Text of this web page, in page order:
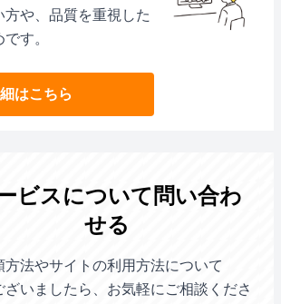
方や、品質を重視した
す。
はこちら
ビスについて問い合わ
せる
方法やサイトの利用方法について
ざいましたら、お気軽にご相談くださ